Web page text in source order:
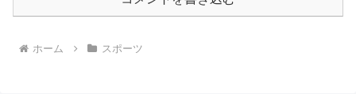
ホーム スポーツ